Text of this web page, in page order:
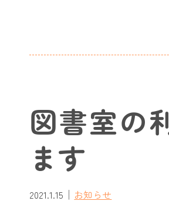
図書室の
ます
2021.1.15 ｜ お知らせ